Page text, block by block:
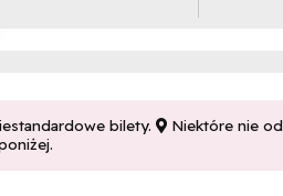
bilety.  Niektóre nie